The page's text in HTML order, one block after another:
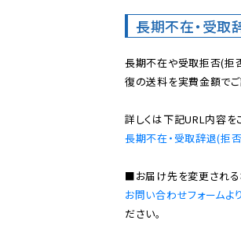
長期不在・受取
長期不在や受取拒否(拒
復の送料を実費金額でご
長期不在・受取辞退(拒
お問い合わせフォームより
ださい。